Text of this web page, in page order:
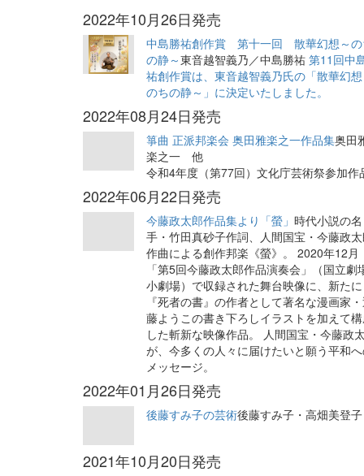
2022年10月26日発売
中島勝祐創作賞 第十一回 散華幻想～の
の静～東音越智義乃／中島勝祐第11回中
祐創作賞は、東音越智義乃氏の「散華幻想
のちの静～」に決定いたしました。
2022年08月24日発売
箏曲 正派邦楽会 奥田雅楽之一作品集奥田
楽之一 他
令和4年度（第77回）文化庁芸術祭参加作
2022年06月22日発売
今藤政太郎作品集より「螢」時代小説の名
手・竹田真砂子作詞、人間国宝・今藤政
作曲による創作邦楽《螢》。 2020年12月
「第5回今藤政太郎作品演奏会」（国立劇
小劇場）で収録された舞台映像に、新たに
『死者の書』の作者として著名な漫画家
藤ようこの書き下ろしイラストを加えて
した斬新な映像作品。 人間国宝・今藤政
が、今多くの人々に届けたいと願う平和
メッセージ。
2022年01月26日発売
後藤すみ子の芸術後藤すみ子・高畑美登子
2021年10月20日発売